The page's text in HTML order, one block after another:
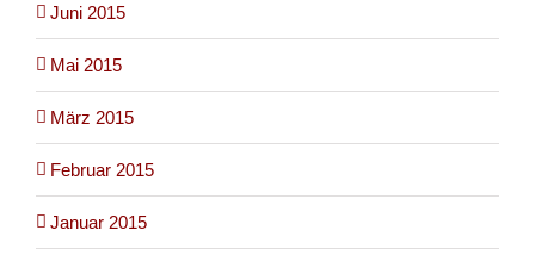
Juni 2015
Mai 2015
März 2015
Februar 2015
Januar 2015